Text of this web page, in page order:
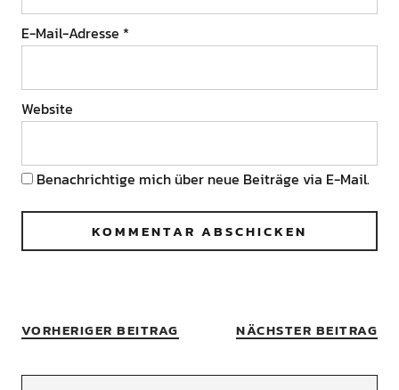
E-Mail-Adresse *
Website
Benachrichtige mich über neue Beiträge via E-Mail.
VORHERIGER BEITRAG NÄCHSTER BEITRAG